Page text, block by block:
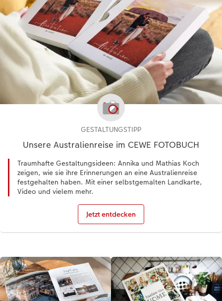
GESTALTUNGSTIPP
Unsere Australienreise im CEWE FOTOBUCH
Traumhafte Gestaltungsideen: Annika und Mathias Koch
zeigen, wie sie ihre Erinnerungen an eine Australienreise
festgehalten haben. Mit einer selbstgemalten Landkarte,
Video und vielem mehr.
Jetzt entdecken